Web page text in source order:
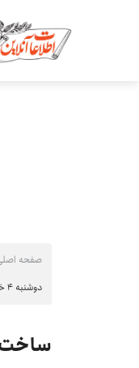
صفحه
دوشنبه ۴ خرداد ۱۴۰۵ - ۲۱:۱۳
ساخت